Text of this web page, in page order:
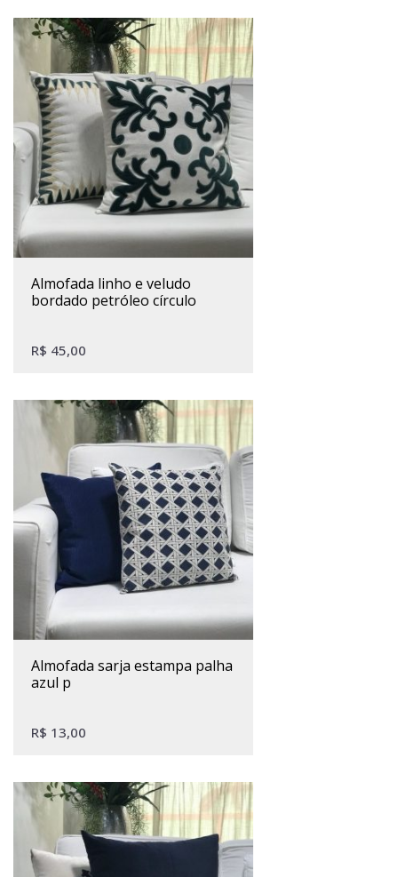
almofada linho e veludo
bordado petróleo círculo
R$ 45,00
almofada sarja estampa palha
azul p
R$ 13,00